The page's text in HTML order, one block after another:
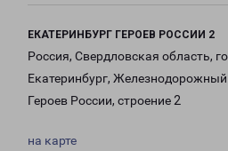
ЕКАТЕРИНБУРГ ГЕРОЕВ РОССИИ 2
Россия, Свердловская область,
Екатеринбург,
Героев России, строение 2
на карте